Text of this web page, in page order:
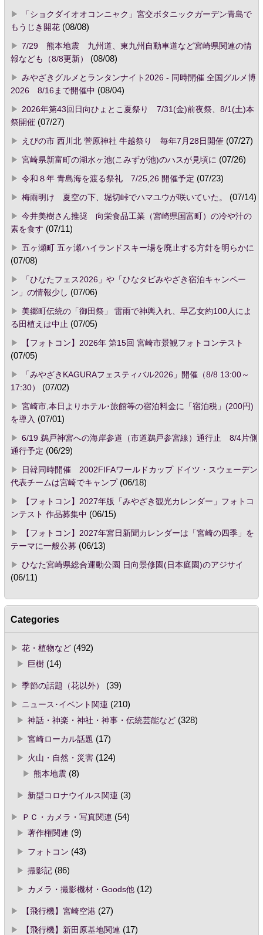
「ショクダイオオコンニャク」宮交ボタニックガーデン青島で
もうじき開花(08/08)
7/29 熊本地震 九州道、東九州自動車道など宮崎県関連の情
報なども（8/8更新）
(08/08)
みやざきグルメとランタンナイト2026 - 同時開催 全国グルメ博
2026 8/16まで開催中 (08/04)
2026年第43回日向ひょとこ夏祭り 7/31(金)前夜祭、8/1(土)本
祭開催(07/27)
えびの市 西川北 菅原神社 牛越祭り 毎年7月28日開催(07/27)
宮崎県新富町の湖水ヶ池(こみずが池)のハスが見頃に (07/26)
令和８年 青島海を渡る祭礼 7/25,26 開催予定 (07/23)
梅雨明け 夏空の下、堀切峠でハマユウが咲いていた。
(07/14)
今井美樹さん推奨 向栄食品工業（宮崎県国富町）の冷や汁の
素を食す (07/11)
五ヶ瀬町 五ヶ瀬ハイランドスキー場を廃止する方針を明らかに
(07/08)
「ひなたフェス2026」や「ひなタビみやざき宿泊キャンペー
ン」の情報少し (07/06)
美郷町伝統の「御田祭」 雷雨で神輿入れ、早乙女約100人によ
る田植えは中止 (07/05)
【フォトコン】2026年 第15回 宮崎市景観フォトコンテスト
(07/05)
「みやざきKAGURAフェスティバル2026」開催（8/8 13:00～
17:30）
(07/02)
宮崎市,本日よりホテル･旅館等の宿泊料金に「宿泊税」(200円)
を導入 (07/01)
6/19 鵜戸神宮への海岸参道（市道鵜戸参宮線）通行止 8/4片側
通行予定 (06/29)
日韓同時開催 2002FIFAワールドカップ ドイツ・スウェーデン
代表チームは宮崎でキャンプ(06/18)
【フォトコン】2027年版「みやざき観光カレンダー」フォトコ
ンテスト 作品募集中 (06/15)
【フォトコン】2027年宮日新聞カレンダーは「宮崎の四季」を
テーマに一般公募 (06/13)
ひなた宮崎県総合運動公園 日向景修園(日本庭園)のアジサイ
(06/11)
Categories
花・植物など(492)
巨樹(14)
季節の話題（花以外）
(39)
ニュース･イベント関連 (210)
神話・神楽・神社・神事・伝統芸能など(328)
宮崎ローカル話題 (17)
火山・自然・災害(124)
熊本地震(8)
新型コロナウイルス関連 (3)
ＰＣ・カメラ・写真関連 (54)
著作権関連 (9)
フォトコン (43)
撮影記(86)
カメラ・撮影機材・Goods他(12)
【飛行機】宮崎空港(27)
【飛行機】新田原基地関連 (17)